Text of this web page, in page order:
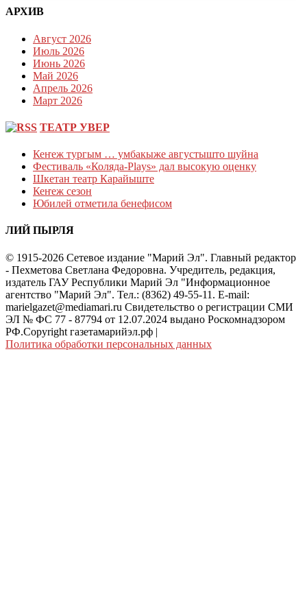
АРХИВ
Август 2026
Июль 2026
Июнь 2026
Май 2026
Апрель 2026
Март 2026
ТЕАТР УВЕР
Кеҥеж тургым … умбакыже августышто шуйна
Фестиваль «Коляда-Plays» дал высокую оценку
Шкетан театр Карайыште
Кеҥеж сезон
Юбилей отметила бенефисом
ЛИЙ ПЫРЛЯ
© 1915-2026 Сетевое издание "Марий Эл". Главный редактор
- Пехметова Светлана Федоровна. Учредитель, редакция,
издатель ГАУ Республики Марий Эл "Информационное
агентство "Марий Эл". Тел.: (8362) 49-55-11. E-mail:
marielgazet@mediamari.ru Свидетельство о регистрации СМИ
ЭЛ № ФС 77 - 87794 от 12.07.2024 выдано Роскомнадзором
РФ.Copyright газетамарийэл.рф |
Политика обработки персональных данных